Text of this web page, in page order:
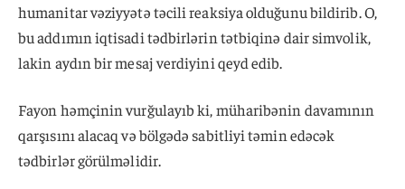
humanitar vəziyyətə təcili reaksiya olduğunu bildirib. O,
bu addımın iqtisadi tədbirlərin tətbiqinə dair simvolik,
lakin aydın bir mesaj verdiyini qeyd edib.
Fayon həmçinin vurğulayıb ki, müharibənin davamının
qarşısını alacaq və bölgədə sabitliyi təmin edəcək
tədbirlər görülməlidir.